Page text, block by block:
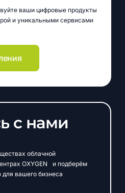
ваши цифровые продукты
и уникальными сервисами
с нами
облачной
OXYGEN и подберём
вашего бизнеса